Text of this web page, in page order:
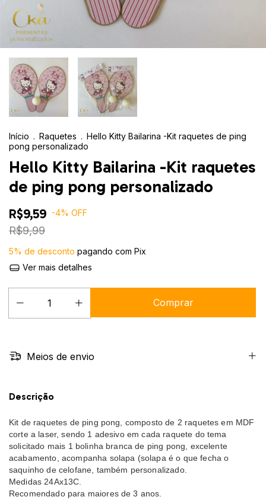
Início . Raquetes . Hello Kitty Bailarina -Kit raquetes de ping
pong personalizado
Hello Kitty Bailarina -Kit raquetes
de ping pong personalizado
R$9,59 -4% OFF
R$9,99
5% de desconto pagando com Pix
Ver mais detalhes
Meios de envio
Descrição
Kit de raquetes de ping pong, composto de 2 raquetes em MDF
corte a laser, sendo 1 adesivo em cada raquete do tema
solicitado mais 1 bolinha branca de ping pong, excelente
acabamento, acompanha solapa (solapa é o que fecha o
saquinho de celofane, também personalizado.
Medidas 24Ax13C.
Recomendado para maiores de 3 anos.